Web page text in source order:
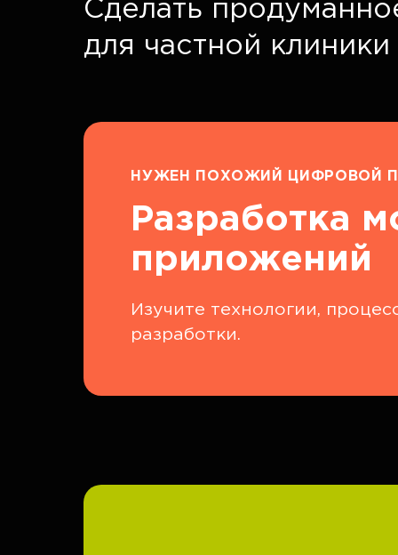
Сделать
для частной
НУЖЕН ПОХОЖИЙ ЦИФРОВОЙ
Разработка
приложений
Изучите технологии,
разработки.